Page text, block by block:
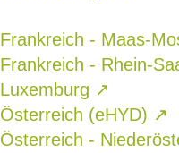
Frankreich - Maas-
Frankreich - Rhein-
Luxemburg ↗
Österreich (eHYD) ↗
Österreich -